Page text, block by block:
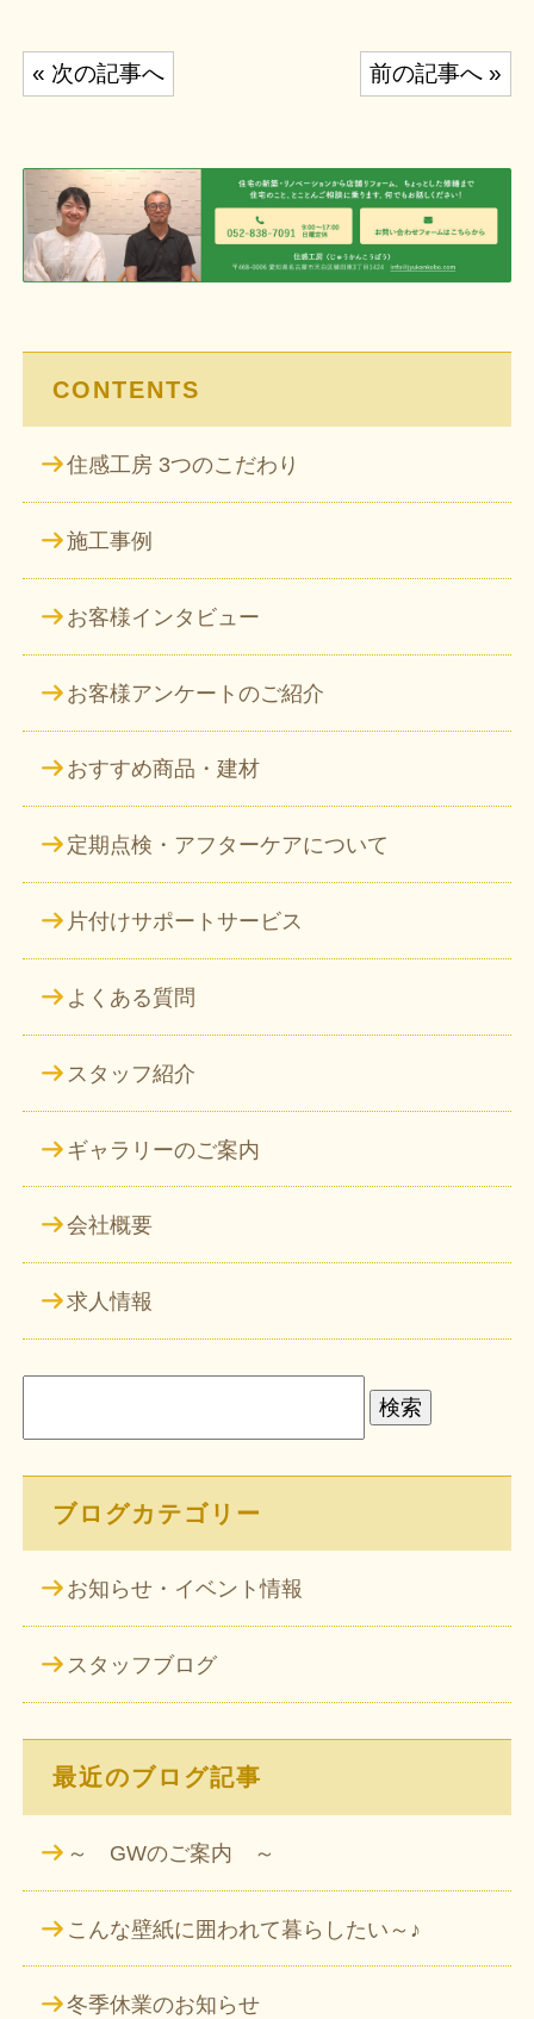
投
稿
ビ
ゲ
ー
シ
前の記事へ »
« 次の記事へ
CONTENTS
住感工房 3つのこだわり
施工事例
お客様インタビュー
お客様アンケートのご紹介
おすすめ商品・建材
定期点検・アフターケアについて
片付けサポートサービス
よくある質問
スタッフ紹介
ギャラリーのご案内
会社概要
求人情報
ブログカテゴリー
お知らせ・イベント情報
スタッフブログ
最近のブログ記事
～ GWのご案内 ～
こんな壁紙に囲われて暮らしたい～♪
冬季休業のお知らせ